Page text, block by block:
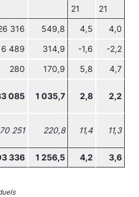
21
21
316 549,8 4,5 4,0
6 489 314,9 -1,6 -2,2
280 170,9 5,8 4,7
085 1 035,7 2,8 2,2
251 220,8 11,4 11,3
336 1 256,5 4,2 3,6